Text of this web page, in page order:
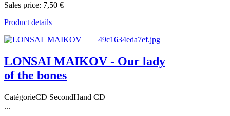
Sales price: 7,50 €
Product details
LONSAI MAIKOV - Our lady
of the bones
CatégorieCD SecondHand CD
...